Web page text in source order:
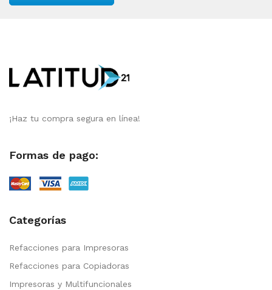
¡Haz tu compra segura en línea!
Formas de pago:
Categorías
Refacciones para Impresoras
Refacciones para Copiadoras
Impresoras y Multifuncionales